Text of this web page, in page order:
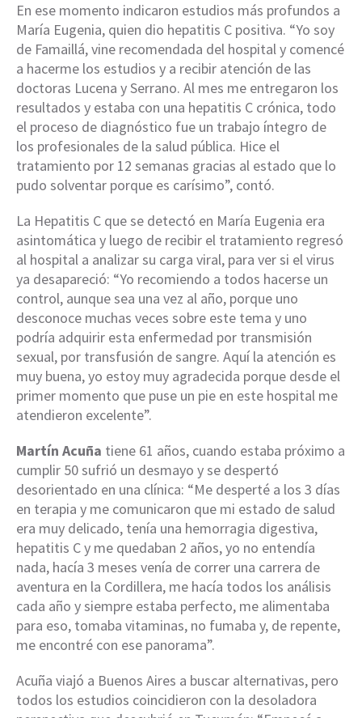
En ese momento indicaron estudios más profundos a
María Eugenia, quien dio hepatitis C positiva. “Yo soy
de Famaillá, vine recomendada del hospital y comencé
a hacerme los estudios y a recibir atención de las
doctoras Lucena y Serrano. Al mes me entregaron los
resultados y estaba con una hepatitis C crónica, todo
el proceso de diagnóstico fue un trabajo íntegro de
los profesionales de la salud pública. Hice el
tratamiento por 12 semanas gracias al estado que lo
pudo solventar porque es carísimo”, contó.
La Hepatitis C que se detectó en María Eugenia era
asintomática y luego de recibir el tratamiento regresó
al hospital a analizar su carga viral, para ver si el virus
ya desapareció: “Yo recomiendo a todos hacerse un
control, aunque sea una vez al año, porque uno
desconoce muchas veces sobre este tema y uno
podría adquirir esta enfermedad por transmisión
sexual, por transfusión de sangre. Aquí la atención es
muy buena, yo estoy muy agradecida porque desde el
primer momento que puse un pie en este hospital me
atendieron excelente”.
Martín Acuña tiene 61 años, cuando estaba próximo a
cumplir 50 sufrió un desmayo y se despertó
desorientado en una clínica: “Me desperté a los 3 días
en terapia y me comunicaron que mi estado de salud
era muy delicado, tenía una hemorragia digestiva,
hepatitis C y me quedaban 2 años, yo no entendía
nada, hacía 3 meses venía de correr una carrera de
aventura en la Cordillera, me hacía todos los análisis
cada año y siempre estaba perfecto, me alimentaba
para eso, tomaba vitaminas, no fumaba y, de repente,
me encontré con ese panorama”.
Acuña viajó a Buenos Aires a buscar alternativas, pero
todos los estudios coincidieron con la desoladora